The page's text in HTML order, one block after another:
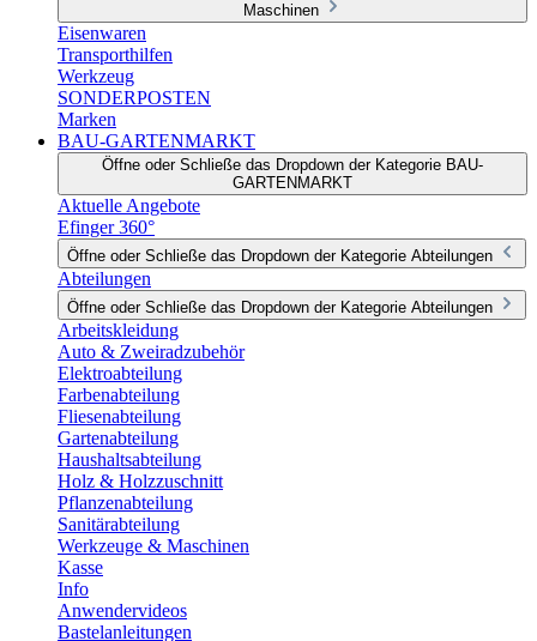
Maschinen
Eisenwaren
Transporthilfen
Werkzeug
SONDERPOSTEN
Marken
BAU-GARTENMARKT
Öffne oder Schließe das Dropdown der Kategorie BAU-
GARTENMARKT
Aktuelle Angebote
Efinger 360°
Öffne oder Schließe das Dropdown der Kategorie Abteilungen
Abteilungen
Öffne oder Schließe das Dropdown der Kategorie Abteilungen
Arbeitskleidung
Auto & Zweiradzubehör
Elektroabteilung
Farbenabteilung
Fliesenabteilung
Gartenabteilung
Haushaltsabteilung
Holz & Holzzuschnitt
Pflanzenabteilung
Sanitärabteilung
Werkzeuge & Maschinen
Kasse
Info
Anwendervideos
Bastelanleitungen